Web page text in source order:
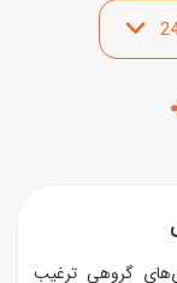
گروهی ترغیب